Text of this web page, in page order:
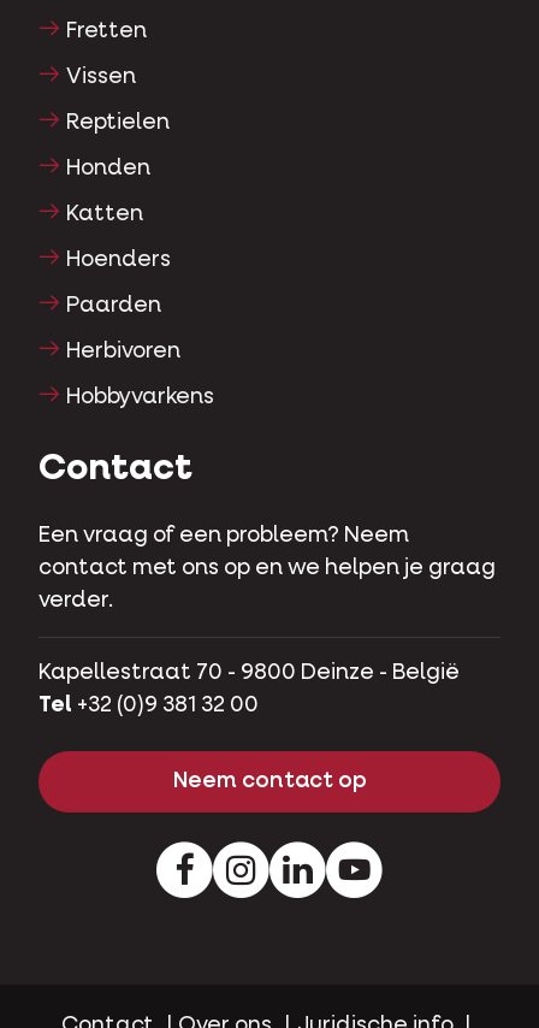
Fretten
Vissen
Reptielen
Honden
Katten
Hoenders
Paarden
Herbivoren
Hobbyvarkens
Contact
Een vraag of een probleem? Neem
contact met ons op en we helpen je graag
verder.
Kapellestraat 70 - 9800 Deinze - België
Tel +32 (0)9 381 32 00
Neem contact op
FacebookInstagramLinkedInYoutube